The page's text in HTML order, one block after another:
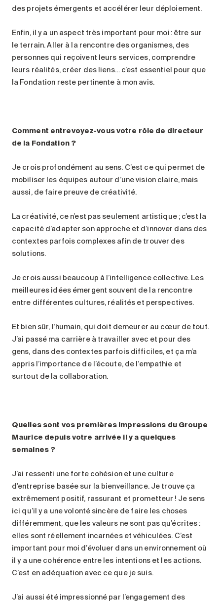
des projets émergents et accélérer leur déploiement.
Enfin, il y a un aspect très important pour moi : être sur
le terrain. Aller à la rencontre des organismes, des
personnes qui reçoivent leurs services, comprendre
leurs réalités, créer des liens… c’est essentiel pour que
la Fondation reste pertinente à mon avis.
Comment entrevoyez-vous votre rôle de directeur
de la Fondation?
Je crois profondément au sens. C’est ce qui permet de
mobiliser les équipes autour d’une vision claire, mais
aussi, de faire preuve de créativité.
La créativité, ce n’est pas seulement artistique ; c’est la
capacité d’adapter son approche et d’innover dans des
contextes parfois complexes afin de trouver des
solutions.
Je crois aussi beaucoup à l’intelligence collective. Les
meilleures idées émergent souvent de la rencontre
entre différentes cultures, réalités et perspectives.
Et bien sûr, l’humain, qui doit demeurer au cœur de tout.
J’ai passé ma carrière à travailler avec et pour des
gens, dans des contextes parfois difficiles, et ça m’a
appris l’importance de l’écoute, de l’empathie et
surtout de la collaboration.
Quelles sont vos premières impressions du Groupe
Maurice depuis votre arrivée il y a quelques
semaines?
J’ai ressenti une forte cohésion et une culture
d’entreprise basée sur la bienveillance. Je trouve ça
extrêmement positif, rassurant et prometteur ! Je sens
ici qu’il y a une volonté sincère de faire les choses
différemment, que les valeurs ne sont pas qu’écrites :
elles sont réellement incarnées et véhiculées. C’est
important pour moi d’évoluer dans un environnement où
il y a une cohérence entre les intentions et les actions.
C’est en adéquation avec ce que je suis.
J’ai aussi été impressionné par l’engagement des